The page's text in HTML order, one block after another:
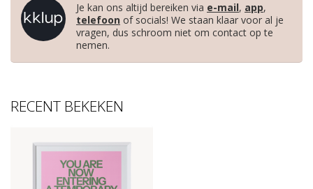
Je kan ons altijd bereiken via e-mail, app,
telefoon of socials! We staan klaar voor al je
vragen, dus schroom niet om contact op te
nemen.
RECENT BEKEKEN